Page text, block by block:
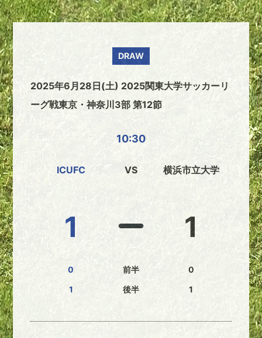
DRAW
2025年6月28日(土) 2025関東大学サッカーリ
ーグ戦東京・神奈川3部 第12節
10:30
ICUFC
1
0
1
VS
前半
後半
横浜市立大学
1
0
1